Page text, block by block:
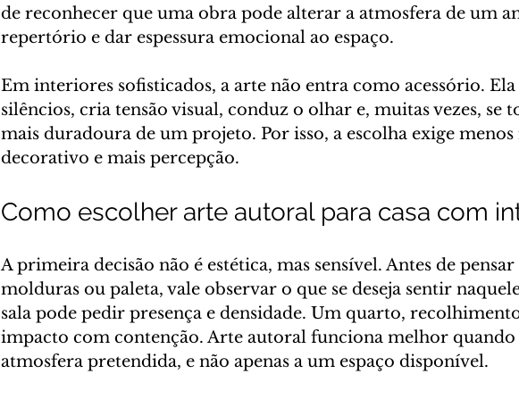
de reconhecer que uma obra pode alterar a atmosfera de um
repertório e dar espessura emocional ao espaço.
Em interiores sofisticados, a arte não entra como acessório.
silêncios, cria tensão visual, conduz o olhar e, muitas vezes, se
mais duradoura de um projeto. Por isso, a escolha exige
decorativo e mais percepção.
Como escolher arte autoral para casa com
A primeira decisão não é estética, mas sensível. Antes de
molduras ou paleta, vale observar o que se deseja sentir
sala pode pedir presença e densidade. Um quarto,
impacto com contenção. Arte autoral funciona melhor quando
atmosfera pretendida, e não apenas a um espaço disponível.